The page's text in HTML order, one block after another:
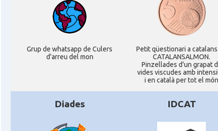
Grup de whatsapp de Culers
d'arreu del mon
Petit qüestionari a
CATALANSALMON.
Pinzellades d'un grapat
vides viscudes amb
i en català per tot el món
Diades IDCAT